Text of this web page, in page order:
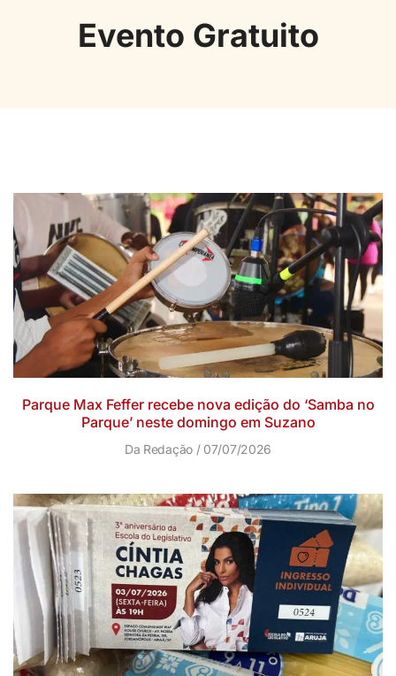
Evento Gratuito
Parque Max Feffer recebe nova edição do ‘Samba no
Parque’ neste domingo em Suzano
Da Redação 07/07/2026